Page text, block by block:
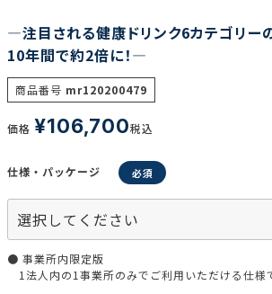
リセット
―注目される健康ドリンク6カテゴリー
10年間で約2倍に！―
商品番号 mr120200479
価格 ¥106,700税込
仕様・パッケージ
● 事業所内限定版
1法人内の1事業所のみでご利用いただける仕様